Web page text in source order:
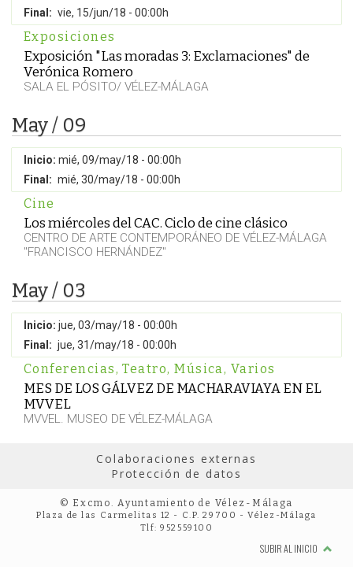
Final: vie, 15/jun/18 - 00:00h
Exposiciones
Exposición "Las moradas 3: Exclamaciones" de
Verónica Romero
SALA EL PÓSITO/ VÉLEZ-MÁLAGA
May / 09
Inicio: mié, 09/may/18 - 00:00h
Final: mié, 30/may/18 - 00:00h
Cine
Los miércoles del CAC. Ciclo de cine clásico
CENTRO DE ARTE CONTEMPORÁNEO DE VÉLEZ-MÁLAGA
"FRANCISCO HERNÁNDEZ"
May / 03
Inicio: jue, 03/may/18 - 00:00h
Final: jue, 31/may/18 - 00:00h
Conferencias, Teatro, Música, Varios
MES DE LOS GÁLVEZ DE MACHARAVIAYA EN EL
MVVEL
MVVEL. MUSEO DE VÉLEZ-MÁLAGA
Colaboraciones externas
Protección de datos
© Excmo. Ayuntamiento de Vélez-Málaga
Plaza de las Carmelitas 12 - C.P. 29700 - Vélez-Málaga
Tlf: 952559100
SUBIR AL INICIO